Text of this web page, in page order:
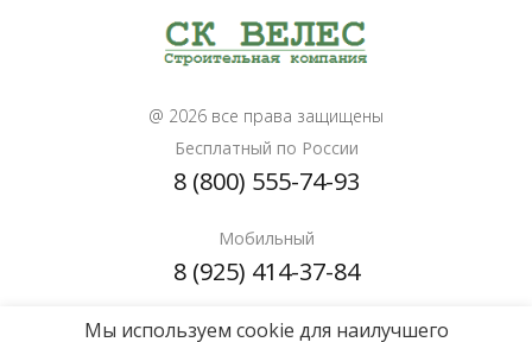
@ 2026 все права защищены
Бесплатный по России
8 (800) 555-74-93
Мобильный
8 (925) 414-37-84
Почта для расчетов
Мы используем cookie для наилучшего